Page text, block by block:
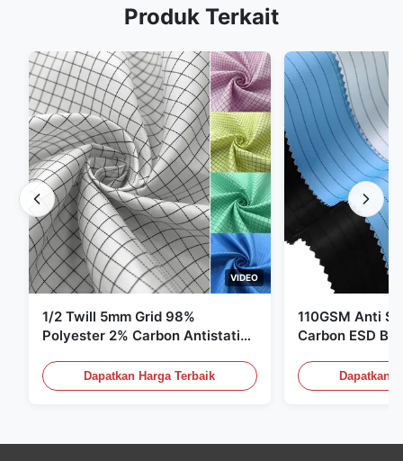
Produk Terkait
VIDEO
1/2 Twill 5mm Grid 98%
Polyester 2% Carbon Antistatic
Dapatkan Harga Terbaik
110GSM Anti
Carbon ESD
Dapatkan